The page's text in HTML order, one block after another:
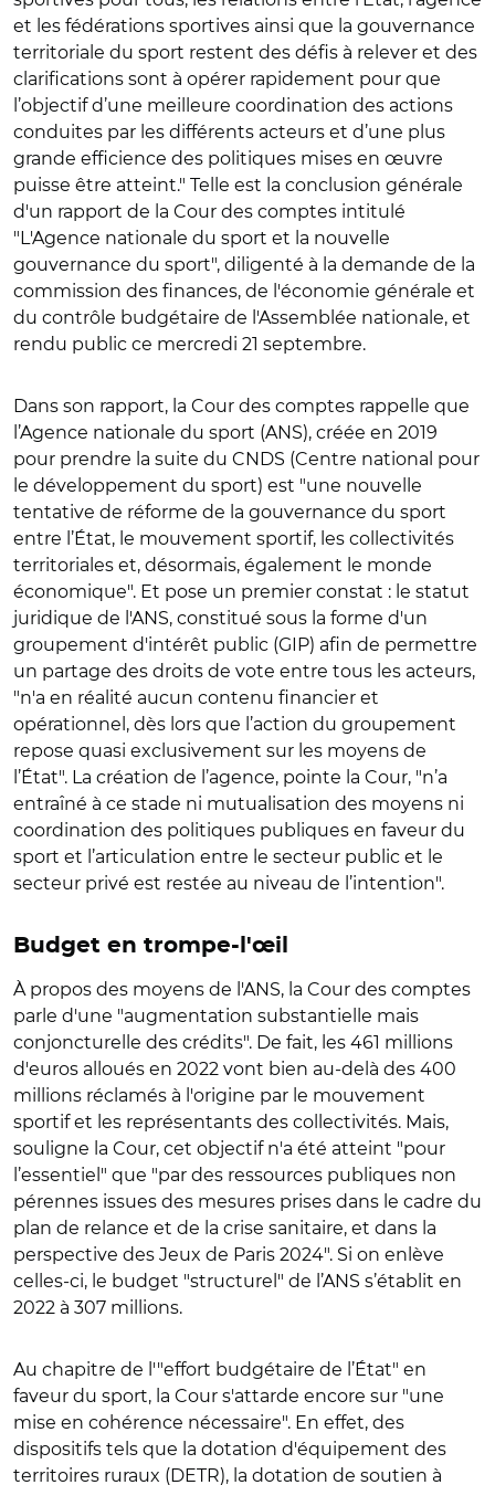
et les fédérations sportives ainsi que la gouvernance
territoriale du sport restent des défis à relever et des
clarifications sont à opérer rapidement pour que
l’objectif d’une meilleure coordination des actions
conduites par les différents acteurs et d’une plus
grande efficience des politiques mises en œuvre
puisse être atteint." Telle est la conclusion générale
d'un rapport de la Cour des comptes intitulé
"L'Agence nationale du sport et la nouvelle
gouvernance du sport", diligenté à la demande de la
commission des finances, de l'économie générale et
du contrôle budgétaire de l'Assemblée nationale, et
rendu public ce mercredi 21 septembre.
Dans son rapport, la Cour des comptes rappelle que
l’Agence nationale du sport (ANS), créée en 2019
pour prendre la suite du CNDS (Centre national pour
le développement du sport) est "une nouvelle
tentative de réforme de la gouvernance du sport
entre l’État, le mouvement sportif, les collectivités
territoriales et, désormais, également le monde
économique". Et pose un premier constat : le statut
juridique de l'ANS, constitué sous la forme d'un
groupement d'intérêt public (GIP) afin de permettre
un partage des droits de vote entre tous les acteurs,
"n'a en réalité aucun contenu financier et
opérationnel, dès lors que l’action du groupement
repose quasi exclusivement sur les moyens de
l’État". La création de l’agence, pointe la Cour, "n’a
entraîné à ce stade ni mutualisation des moyens ni
coordination des politiques publiques en faveur du
sport et l’articulation entre le secteur public et le
secteur privé est restée au niveau de l’intention".
Budget en trompe-l'œil
À propos des moyens de l'ANS, la Cour des comptes
parle d'une "augmentation substantielle mais
conjoncturelle des crédits". De fait, les 461 millions
d'euros alloués en 2022 vont bien au-delà des 400
millions réclamés à l'origine par le mouvement
sportif et les représentants des collectivités. Mais,
souligne la Cour, cet objectif n'a été atteint "pour
l’essentiel" que "par des ressources publiques non
pérennes issues des mesures prises dans le cadre du
plan de relance et de la crise sanitaire, et dans la
perspective des Jeux de Paris 2024". Si on enlève
celles-ci, le budget "structurel" de l’ANS s’établit en
2022 à 307 millions.
Au chapitre de l'"effort budgétaire de l’État" en
faveur du sport, la Cour s'attarde encore sur "une
mise en cohérence nécessaire". En effet, des
dispositifs tels que la dotation d'équipement des
territoires ruraux (DETR), la dotation de soutien à